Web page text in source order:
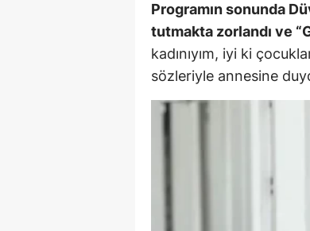
Programın sonunda
tutmakta zorlandı ve
kadınıyım, iyi ki
sözleriyle annesine